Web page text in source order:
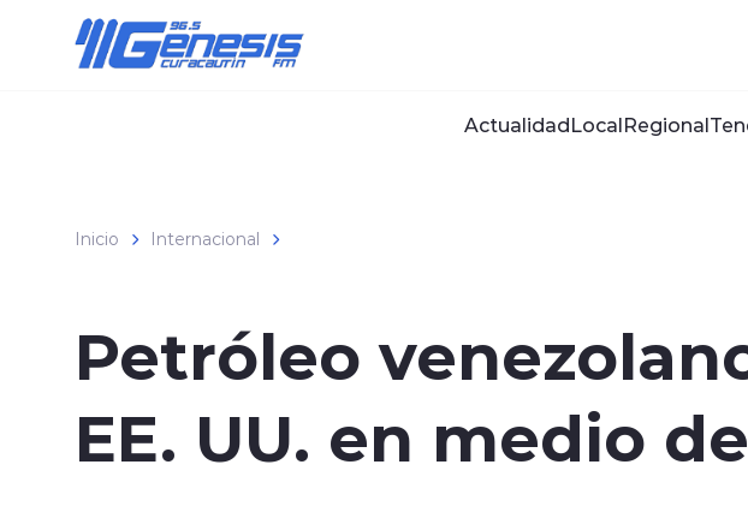
ActualidadLocalRegional
Inicio Internacional
Petróleo
EE. UU. en medio